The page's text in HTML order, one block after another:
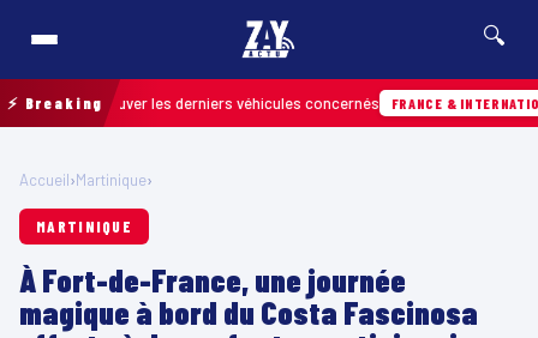
🔍
⚡ Breaking
retrouver les derniers véhicules concernés FRANCE & INTERNATIONALE
Accueil›Martinique›
MARTINIQUE
À Fort-de-France, une journée
magique à bord du Costa Fascinosa